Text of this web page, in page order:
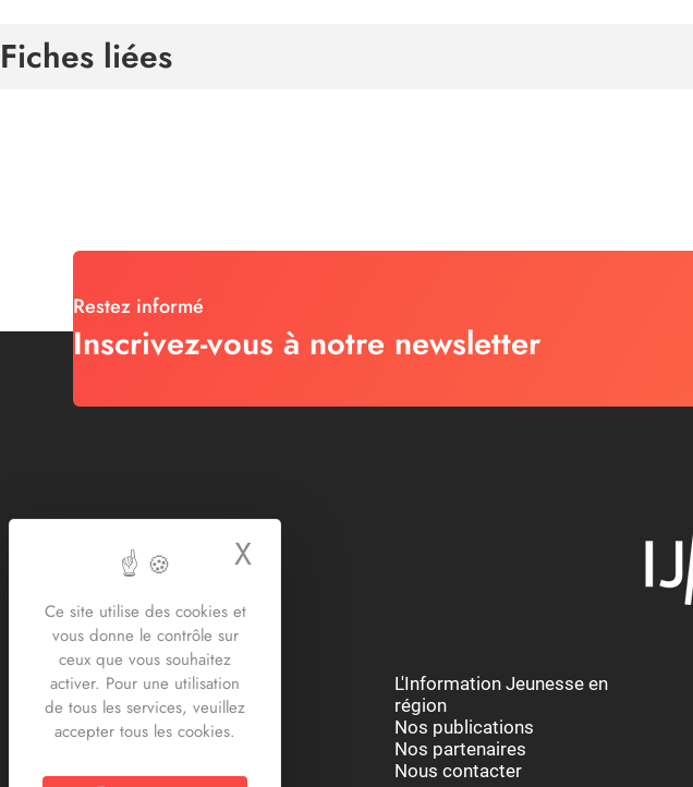
Ce site utilise des cookies et
vous donne le contrôle sur
ceux que vous souhaitez
activer. Pour une utilisation
de tous les services, veuillez
accepter tous les cookies.
X Masquer le bandeau des cookies
Fiches liées
Restez informé
Inscrivez-vous à notre newsletter
Restons connectés :
L'Information Jeunesse en
région
Nos publications
Nos partenaires
Nous contacter